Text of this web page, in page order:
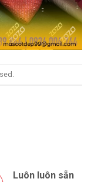
Luôn luôn sẵn